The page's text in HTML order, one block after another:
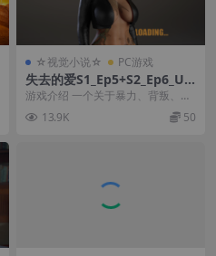
☆视觉小说☆ PC游戏
失去的爱S1_Ep5+S2_Ep6_U2
b精翻汉化版【PC+安卓+欧美
SLG+攻略MOD】/The Lost L
ove【6.5G】
游戏介绍 一个关于暴力、背叛、欲
望、复仇，当然还有……爱情的故
事！ 更新日志 第...
13.9K 50